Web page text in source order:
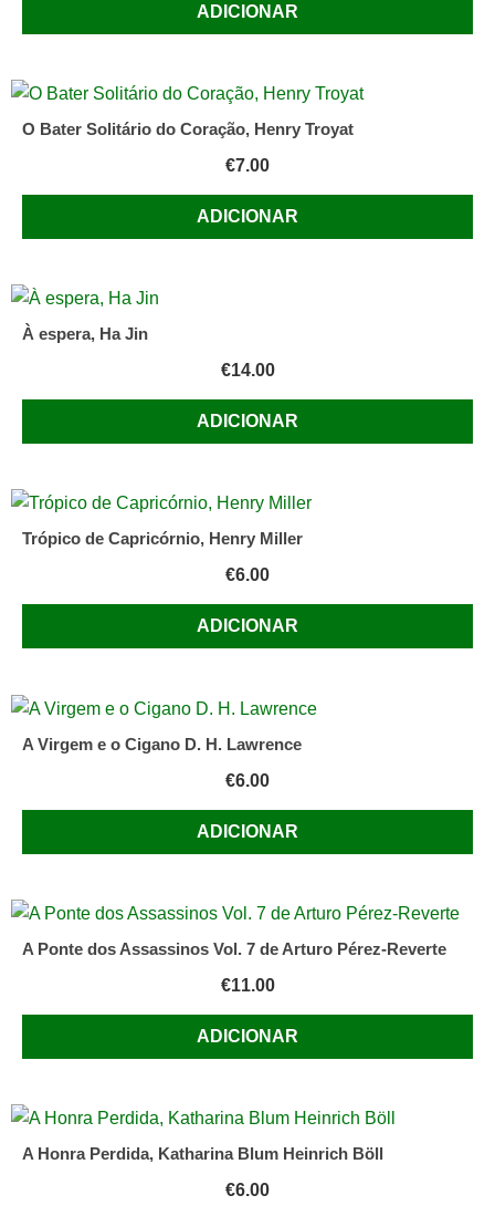
ADICIONAR
O Bater Solitário do Coração, Henry Troyat
€7.00
ADICIONAR
À espera, Ha Jin
€14.00
ADICIONAR
Trópico de Capricórnio, Henry Miller
€6.00
ADICIONAR
A Virgem e o Cigano D. H. Lawrence
€6.00
ADICIONAR
A Ponte dos Assassinos Vol. 7 de Arturo Pérez-Reverte
€11.00
ADICIONAR
A Honra Perdida, Katharina Blum Heinrich Böll
€6.00